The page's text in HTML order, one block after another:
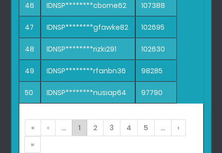
46 IDNSP********cborne62 107388
47 IDNSP********gfawke82 102695
48 IDNSP********rizki291 102630
49 IDNSP********rfanbn36 98285
50 IDNSP********nusiap64 97790
« ‹ ... 1 2 3 4 5 ...
›
»